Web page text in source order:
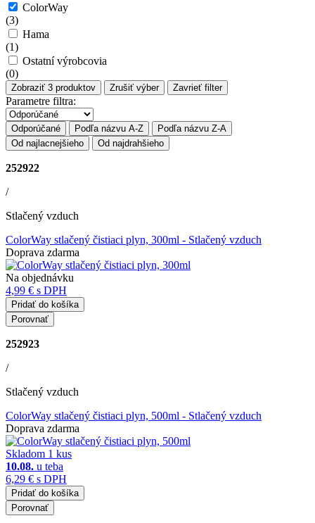
ColorWay
(3)
Hama
(1)
Ostatní výrobcovia
(0)
Zobraziť 3 produktov Zrušiť výber Zavrieť filter
Parametre filtra:
Odporúčané Podľa názvu A-Z
Podľa názvu Z-A
Od najlacnejšieho
Od najdrahšieho
252922
/
Stlačený vzduch
ColorWay stlačený čistiaci plyn, 300ml - Stlačený vzduch
Doprava zdarma
Na objednávku
4,99 € s DPH
Pridať do košíka
Porovnať
252923
/
Stlačený vzduch
ColorWay stlačený čistiaci plyn, 500ml - Stlačený vzduch
Doprava zdarma
Skladom 1 kus
10.08. u teba
6,29 € s DPH
Pridať do košíka
Porovnať